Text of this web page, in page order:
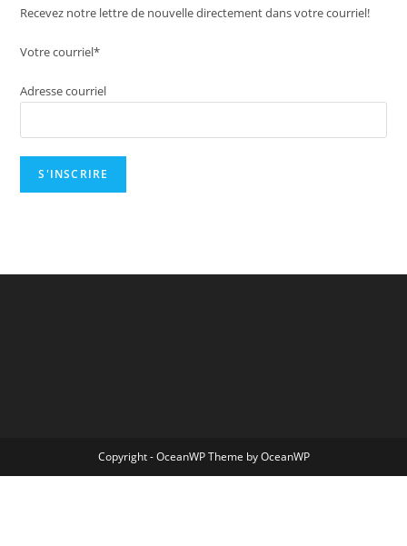
Recevez notre lettre de nouvelle directement dans votre courriel!
Votre courriel*
Adresse courriel
Copyright - OceanWP Theme by OceanWP